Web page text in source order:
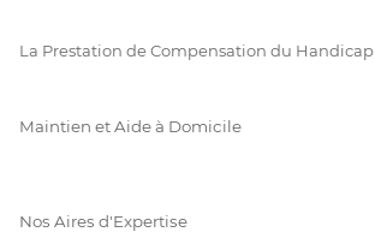
La Prestation de Compensation du Handicap
Maintien et Aide à Domicile
Nos Aires d'Expertise